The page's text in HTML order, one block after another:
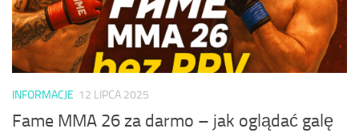
INFORMACJE 12 LIPCA 2025
Fame MMA 26 za darmo – jak oglądać galę